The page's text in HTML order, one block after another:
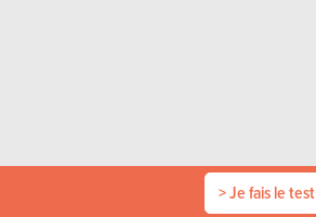
> Je fais le test